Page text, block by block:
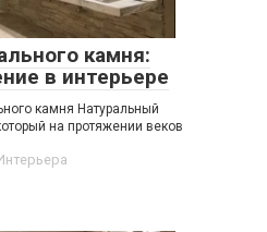
камня:
в интерьере
камня Натуральный
на протяжении веков